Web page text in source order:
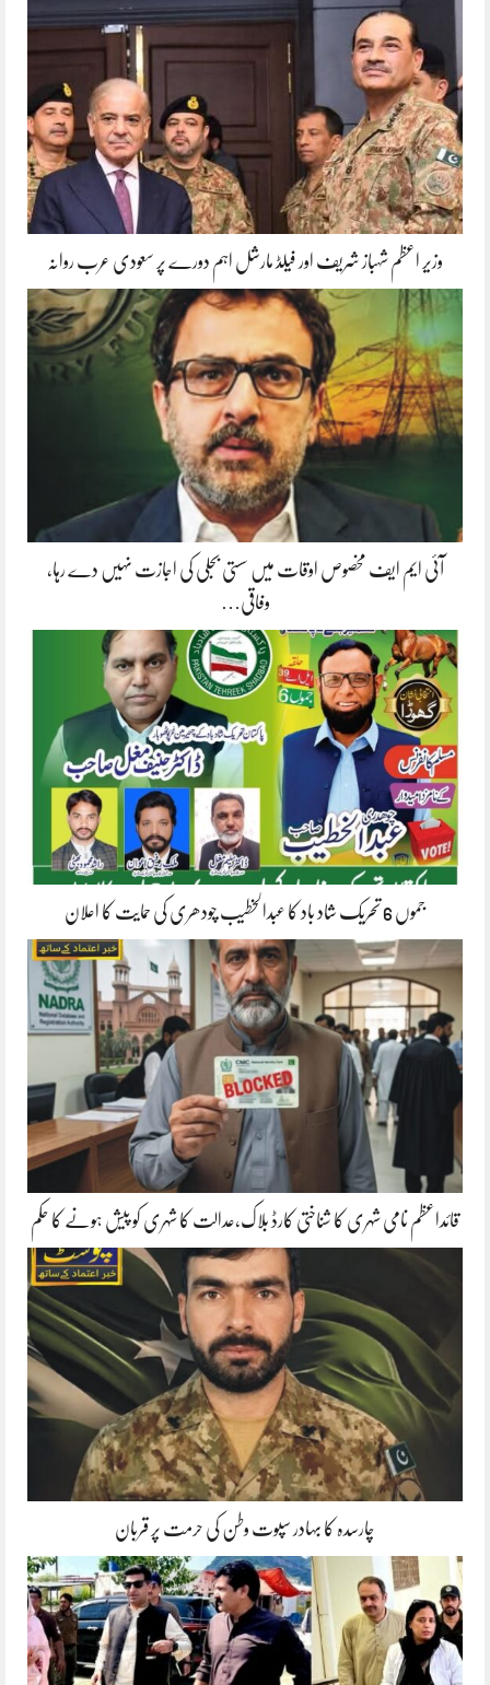
وزیر اعظم شہباز شریف اور فیلڈ مارشل اہم دورے پر سعودی عرب روانہ
آئی ایم ایف مخصوص اوقات میں سستی بجلی کی اجازت نہیں دے رہا،
وفاقی…
جموں 6 تحریک شاد باد کا عبدالخطیب چودھری کی حمایت کا اعلان
قائداعظم نامی شہری کا شناختی کارڈ بلاک،عدالت کا شہری کو پیش ہونے کا حکم
چارسدہ کا بہادر سپوت وطن کی حرمت پر قربان